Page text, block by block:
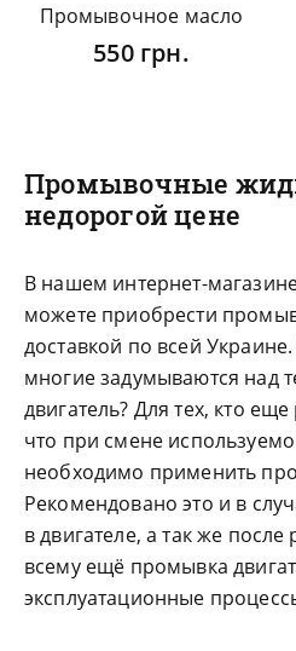
Промывочное масло
550 грн.
Промывочные
недорогой цене
В нашем интернет-
можете приобрести
доставкой по всей
многие задумываются над
двигатель? Для тех, кто
что при смене
необходимо применить
Рекомендовано это и в
в двигателе, а так же после
всему ещё промывка
эксплуатационные